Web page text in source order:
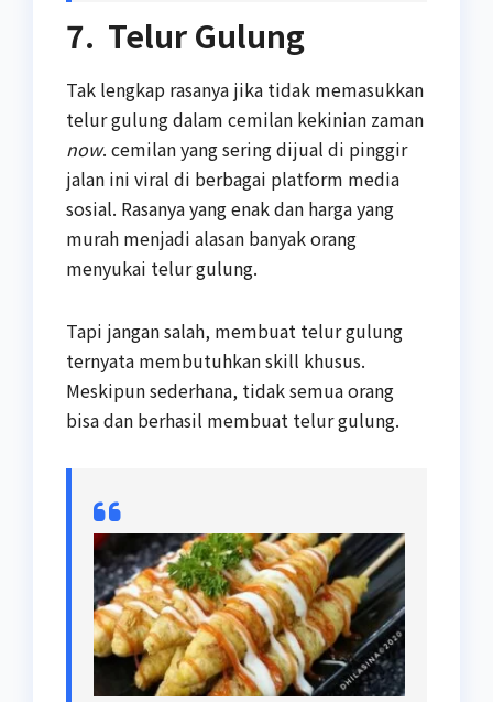
7. Telur Gulung
Tak lengkap rasanya jika tidak memasukkan
telur gulung dalam cemilan kekinian zaman
now. cemilan yang sering dijual di pinggir
jalan ini viral di berbagai platform media
sosial. Rasanya yang enak dan harga yang
murah menjadi alasan banyak orang
menyukai telur gulung.
Tapi jangan salah, membuat telur gulung
ternyata membutuhkan skill khusus.
Meskipun sederhana, tidak semua orang
bisa dan berhasil membuat telur gulung.